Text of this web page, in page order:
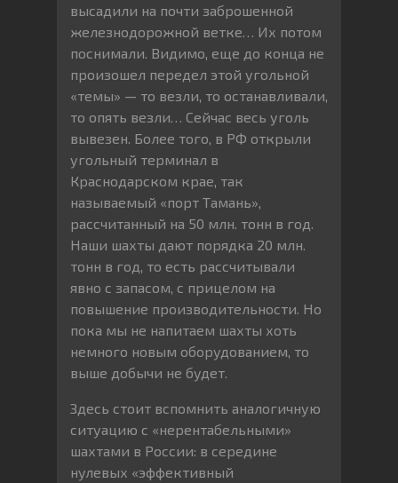
высадили на почти заброшенной
железнодорожной ветке… Их потом
поснимали. Видимо, еще до конца не
произошел передел этой угольной
«темы» — то везли, то останавливали,
то опять везли… Сейчас весь уголь
вывезен. Более того, в РФ открыли
угольный терминал в
Краснодарском крае, так
называемый «порт Тамань»,
рассчитанный на 50 млн. тонн в год.
Наши шахты дают порядка 20 млн.
тонн в год, то есть рассчитывали
явно с запасом, с прицелом на
повышение производительности. Но
пока мы не напитаем шахты хоть
немного новым оборудованием, то
выше добычи не будет.
Здесь стоит вспомнить аналогичную
ситуацию с «нерентабельными»
шахтами в России: в середине
нулевых «эффективный